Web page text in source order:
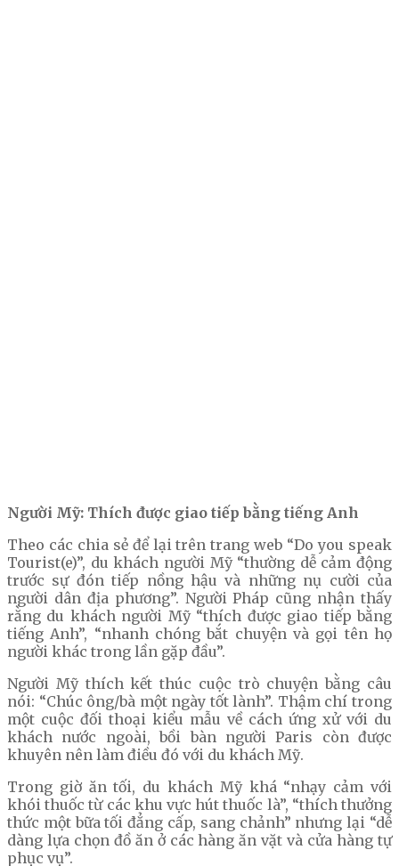
Người Mỹ: Thích được giao tiếp bằng tiếng Anh
Theo các chia sẻ để lại trên trang web “Do you speak
Tourist(e)”, du khách người Mỹ “thường dễ cảm động
trước sự đón tiếp nồng hậu và những nụ cười của
người dân địa phương”. Người Pháp cũng nhận thấy
rằng du khách người Mỹ “thích được giao tiếp bằng
tiếng Anh”, “nhanh chóng bắt chuyện và gọi tên họ
người khác trong lần gặp đầu”.
Người Mỹ thích kết thúc cuộc trò chuyện bằng câu
nói: “Chúc ông/bà một ngày tốt lành”. Thậm chí trong
một cuộc đối thoại kiểu mẫu về cách ứng xử với du
khách nước ngoài, bồi bàn người Paris còn được
khuyên nên làm điều đó với du khách Mỹ.
Trong giờ ăn tối, du khách Mỹ khá “nhạy cảm với
khói thuốc từ các khu vực hút thuốc là”, “thích thưởng
thức một bữa tối đẳng cấp, sang chảnh” nhưng lại “dễ
dàng lựa chọn đồ ăn ở các hàng ăn vặt và cửa hàng tự
phục vụ”.